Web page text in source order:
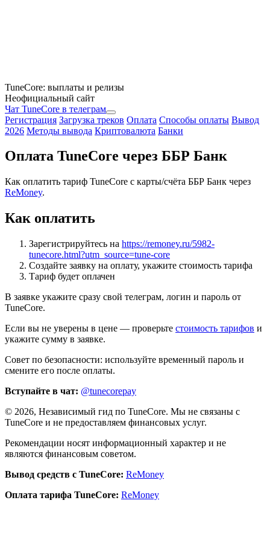
TuneCore: выплаты и релизы
Неофициальный сайт
Чат TuneCore в телеграм
Регистрация Загрузка треков Оплата Способы оплаты Вывод
2026 Методы вывода Криптовалюта Банки
Оплата TuneCore через ББР Банк
Как оплатить тариф TuneCore с карты/счёта ББР Банк через
ReMoney.
Как оплатить
Зарегистрируйтесь на https://remoney.ru/5982-
tunecore.html?utm_source=tune-core
Создайте заявку на оплату, укажите стоимость тарифа
Тариф будет оплачен
В заявке укажите сразу свой телеграм, логин и пароль от
TuneCore.
Если вы не уверены в цене — проверьте стоимость тарифов и
укажите сумму в заявке.
Совет по безопасности: используйте временный пароль и
смените его после оплаты.
Вступайте в чат: @tunecorepay
© 2026, Независимый гид по TuneCore. Мы не связаны с
TuneCore и не предоставляем финансовых услуг.
Рекомендации носят информационный характер и не
являются финансовым советом.
Вывод средств с TuneCore: ReMoney
Оплата тарифа TuneCore: ReMoney